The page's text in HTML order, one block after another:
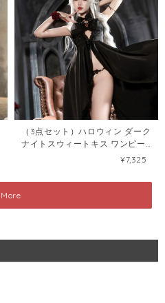
（3点セット）ハロウィン ダーク
ナイトスウィートキス ワンピー
スセット セクシー ランジェリー
¥7,325
More